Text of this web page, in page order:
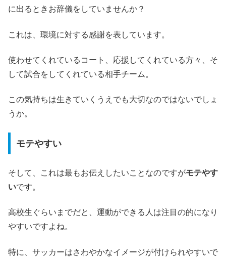
に出るときお辞儀をしていませんか？
これは、環境に対する感謝を表しています。
使わせてくれているコート、応援してくれている方々、そ
して試合をしてくれている相手チーム。
この気持ちは生きていくうえでも大切なのではないでしょ
うか。
モテやすい
そして、これは最もお伝えしたいことなのですがモテやす
いです。
高校生ぐらいまでだと、運動ができる人は注目の的になり
やすいですよね。
特に、サッカーはさわやかなイメージが付けられやすいで